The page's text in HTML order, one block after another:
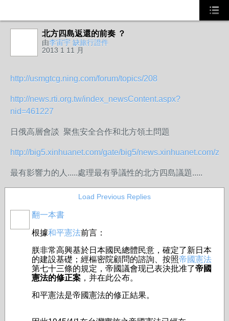
北方四島返還的前奏 ？
由李宙宇 缺旅行證件
2013 1 11 月
http://usmgtcg.ning.com/forum/topics/208
http://news.rti.org.tw/index_newsContent.aspx?
nid=461227
日俄高層會談 聚焦安全合作和北方領土問題
http://big5.xinhuanet.com/gate/big5/news.xinhuanet.com/
最有影響力的人.....處理最有爭議性的北方四島議題.....
Load Previous Replies
翻一本書
根據和平憲法前言：
朕非常高興基於日本國民總體民意，確定了新日本
的建設基礎；經樞密院顧問的諮詢、按照帝國憲法
第七十三條的規定，帝國議會现已表決批准了帝國
憲法的修正案 ，并在此公布。
和平憲法是帝國憲法的修正結果。